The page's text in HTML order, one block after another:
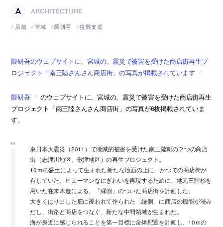
ARCHITECTURE
店舗
宮城 隈研吾 復興支援
隈研吾のウェブサイトに、宮城の、震災で被害を受けた商店街再生プ
ロジェクト「南三陸さんさん商店街」の写真が掲載されています
隈研吾
のウェブサイトに、宮城の、震災で被害を受けた商店街再生
プロジェクト「南三陸さんさん商店街」の写真が6枚掲載されていま
す。
東日本大震災（2011）で壊滅的被害を受けた南三陸町の２つの商店
街（志津川地区、歌津地区）の再生プロジェクト。
10ｍの盛土によって生まれた新たな地面の上に、かつての商店街が
有していた、ヒューマンなにぎわいを再現するために、地元三陸杉を
用いた在来木造による、「縁側」のついた商店街を計画した。
大きくはり出した庇に覆われて作られた「縁側」に商店の機能が浸み
だし、街路と商店をつなぐ、新たな中間領域が生まれた。
海が身近に感じられることを第一目標に全体配置を計画し、10ｍの